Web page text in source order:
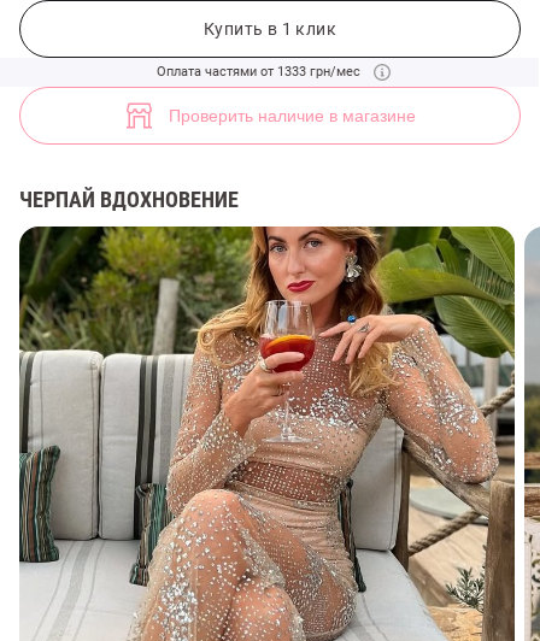
Купить в 1 клик
Оплата частями от 1333 грн/мес
Проверить наличие в магазине
ЧЕРПАЙ ВДОХНОВЕНИЕ
Вечернее бежевое платье макси с блестками (арт. 47650) ♡